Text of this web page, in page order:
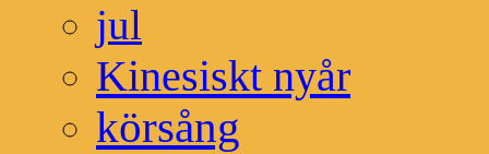
jul
Kinesiskt nyår
körsång